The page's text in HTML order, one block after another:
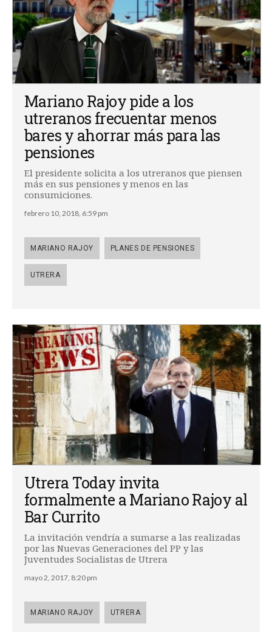
Mariano Rajoy pide a los
utreranos frecuentar menos
bares y ahorrar más para las
pensiones
El presidente solicita a los utreranos que piensen
más en sus pensiones y menos en las
consumiciones.
febrero 10, 2018, 6:59 pm
MARIANO RAJOY PLANES DE PENSIONES
UTRERA
Utrera Today invita
formalmente a Mariano Rajoy al
Bar Currito
La invitación vendría a sumarse a las realizadas
por las Nuevas Generaciones del PP y las
Juventudes Socialistas de Utrera
mayo 2, 2017, 8:20 pm
MARIANO RAJOY UTRERA